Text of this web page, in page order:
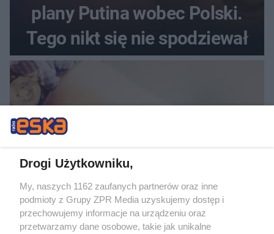
plany Putina wobec Polski.
Tego nikt się nie spodziewał
ALARM NA BIAŁOŁĘCE
Gruźlica w warszawskim
Drogi Użytkowniku,
My, naszych 1162 zaufanych partnerów oraz inne
podmioty z Grupy ZPR Media uzyskujemy dostęp i
przechowujemy informacje na urządzeniu oraz
przetwarzamy dane osobowe, takie jak unikalne